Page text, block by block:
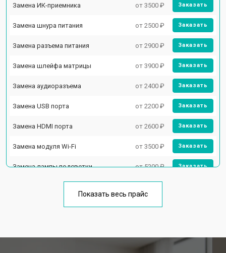
Замена ИК-приемника от 3500 ₽ Заказать
Замена шнура питания от 2500 ₽ Заказать
Замена разъема питания от 2900 ₽ Заказать
Замена шлейфа матрицы от 3900 ₽ Заказать
Замена аудиоразъема от 2400 ₽ Заказать
Замена USB порта от 2200 ₽ Заказать
Замена HDMI порта от 2600 ₽ Заказать
Замена модуля Wi-Fi от 3500 ₽ Заказать
Замена лампы подсветки от 5200 ₽ Заказать
Замена блока питания от 3700 ₽
от 3900 ₽
Показать весь прайс